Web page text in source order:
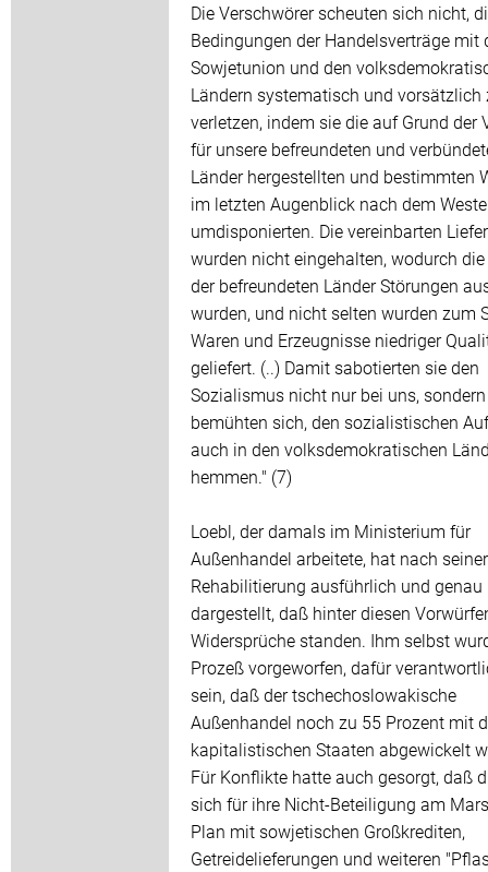
Die Verschwörer scheuten sich nicht,
Bedingungen der Handelsverträge mit
Sowjetunion und den
Ländern systematisch und vorsätzlich
verletzen, indem sie die auf Grund der
für unsere befreundeten und
Länder hergestellten und bestimmten
im letzten Augenblick nach dem
umdisponierten. Die vereinbarten
wurden nicht eingehalten, wodurch
der befreundeten Länder Störungen
wurden, und nicht selten wurden zum
Waren und Erzeugnisse niedriger
geliefert. (..) Damit sabotierten sie den
Sozialismus nicht nur bei uns, sondern
bemühten sich, den sozialistischen
auch in den volksdemokratischen
hemmen." (7)
Loebl, der damals im Ministerium für
Außenhandel arbeitete, hat nach seiner
Rehabilitierung ausführlich und genau
dargestellt, daß hinter diesen
Widersprüche standen. Ihm selbst
Prozeß vorgeworfen, dafür
sein, daß der tschechoslowakische
Außenhandel noch zu 55 Prozent mit
kapitalistischen Staaten abgewickelt
Für Konflikte hatte auch gesorgt, daß
sich für ihre Nicht-Beteiligung am
Plan mit sowjetischen Großkrediten,
Getreidelieferungen und weiteren